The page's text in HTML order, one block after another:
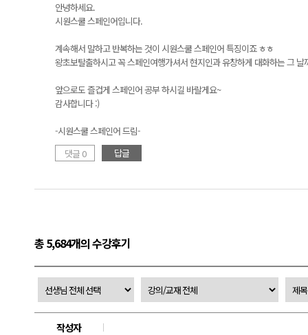
안녕하세요.
시원스쿨 스페인어입니다.
계속해서 말하고 반복하는 것이 시원스쿨 스페인어 특징이죠 ㅎㅎ
왕초보탈출하시고 꼭 스페인여행가셔서 현지인과 유창하게 대화하는 그
앞으로도 즐겁게 스페인어 공부 하시길 바랄게요~
감사합니다 :)
-시원스쿨 스페인어 드림-
댓글 0
답글
총 5,684개의 수강후기
작성자